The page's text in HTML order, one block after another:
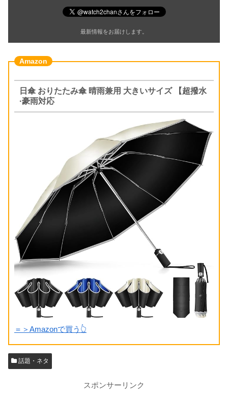
最新情報をお届けします。
日傘 おりたたみ傘 晴雨兼用 大きいサイズ 【超撥水
·豪雨対応
＝＞Amazonで買う👆
話題・ネタ
スポンサーリンク